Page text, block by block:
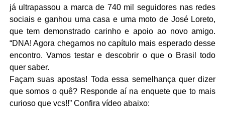
já ultrapassou a marca de 740 mil seguidores nas redes
sociais e ganhou uma casa e uma moto de José Loreto,
que tem demonstrado carinho e apoio ao novo amigo.
“DNA! Agora chegamos no capítulo mais esperado desse
encontro. Vamos testar e descobrir o que o Brasil todo
quer saber.
Façam suas apostas! Toda essa semelhança quer dizer
que somos o quê? Responde aí na enquete que to mais
curioso que vcs!!” Confira vídeo abaixo: